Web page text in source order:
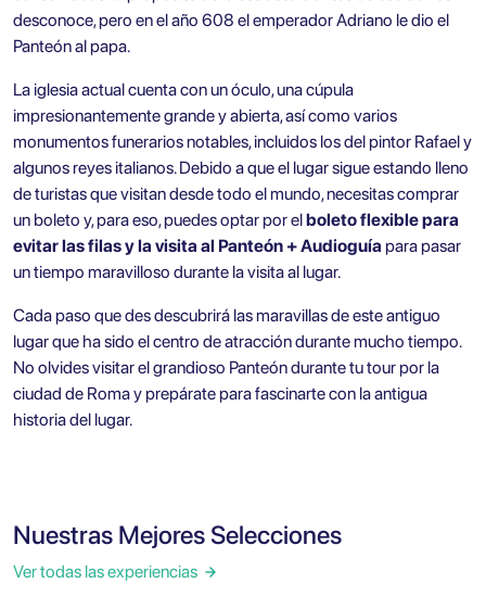
desconoce, pero en el año 608 el emperador Adriano le dio el
Panteón al papa.
La iglesia actual cuenta con un óculo, una cúpula
impresionantemente grande y abierta, así como varios
monumentos funerarios notables, incluidos los del pintor Rafael y
algunos reyes italianos. Debido a que el lugar sigue estando lleno
de turistas que visitan desde todo el mundo, necesitas comprar
un boleto y, para eso, puedes optar por elboleto flexible para
evitar las filas y la visita al Panteón + Audioguía para pasar
un tiempo maravilloso durante la visita al lugar.
Cada paso que des descubrirá las maravillas de este antiguo
lugar que ha sido el centro de atracción durante mucho tiempo.
No olvides visitar el grandioso Panteón durante tu tour por la
ciudad de Roma y prepárate para fascinarte con la antigua
historia del lugar.
Nuestras Mejores Selecciones
Ver todas las experiencias